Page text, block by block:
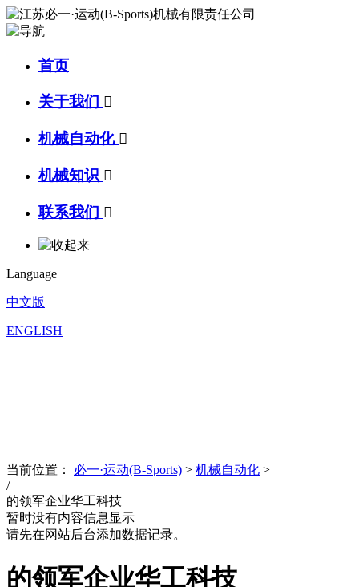
首页
关于我们 
机械自动化 
机械知识 
联系我们 
Language
中文版
ENGLISH
当前位置： 必一·运动(B-Sports) > 机械自动化 >
/
的领军企业华工科技
暂时没有内容信息显示
请先在网站后台添加数据记录。
的领军企业华工科技